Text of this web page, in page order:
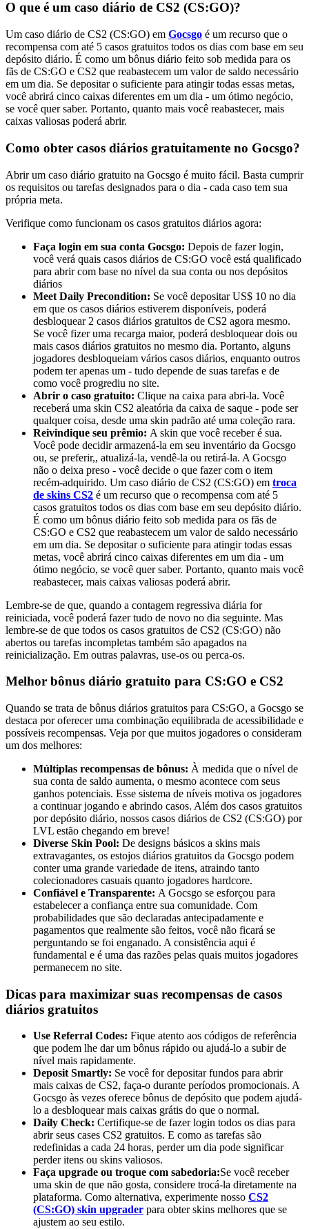
O que é um caso diário de СS2 (CS:GO)?
Um caso diário de CS2 (CS:GO) em Gocsgo é um recurso que o
recompensa com até 5 casos gratuitos todos os dias com base em seu
depósito diário. É como um bônus diário feito sob medida para os
fãs de CS:GO e CS2 que reabastecem um valor de saldo necessário
em um dia. Se depositar o suficiente para atingir todas essas metas,
você abrirá cinco caixas diferentes em um dia - um ótimo negócio,
se você quer saber. Portanto, quanto mais você reabastecer, mais
caixas valiosas poderá abrir.
Como obter casos diários gratuitamente no Gocsgo?
Abrir um caso diário gratuito na Gocsgo é muito fácil. Basta cumprir
os requisitos ou tarefas designados para o dia - cada caso tem sua
própria meta.
Verifique como funcionam os casos gratuitos diários agora:
Faça login em sua conta Gocsgo: Depois de fazer login,
você verá quais casos diários de CS:GO você está qualificado
para abrir com base no nível da sua conta ou nos depósitos
diários
Meet Daily Precondition: Se você depositar US$ 10 no dia
em que os casos diários estiverem disponíveis, poderá
desbloquear 2 casos diários gratuitos de CS2 agora mesmo.
Se você fizer uma recarga maior, poderá desbloquear dois ou
mais casos diários gratuitos no mesmo dia. Portanto, alguns
jogadores desbloqueiam vários casos diários, enquanto outros
podem ter apenas um - tudo depende de suas tarefas e de
como você progrediu no site.
Abrir o caso gratuito: Clique na caixa para abri-la. Você
receberá uma skin CS2 aleatória da caixa de saque - pode ser
qualquer coisa, desde uma skin padrão até uma coleção rara.
Reivindique seu prêmio: A skin que você receber é sua.
Você pode decidir armazená-la em seu inventário da Gocsgo
ou, se preferir,, atualizá-la, vendê-la ou retirá-la. A Gocsgo
não o deixa preso - você decide o que fazer com o item
recém-adquirido. Um caso diário de CS2 (CS:GO) em troca
de skins CS2 é um recurso que o recompensa com até 5
casos gratuitos todos os dias com base em seu depósito diário.
É como um bônus diário feito sob medida para os fãs de
CS:GO e CS2 que reabastecem um valor de saldo necessário
em um dia. Se depositar o suficiente para atingir todas essas
metas, você abrirá cinco caixas diferentes em um dia - um
ótimo negócio, se você quer saber. Portanto, quanto mais você
reabastecer, mais caixas valiosas poderá abrir.
Lembre-se de que, quando a contagem regressiva diária for
reiniciada, você poderá fazer tudo de novo no dia seguinte. Mas
lembre-se de que todos os casos gratuitos de CS2 (CS:GO) não
abertos ou tarefas incompletas também são apagados na
reinicialização. Em outras palavras, use-os ou perca-os.
Melhor bônus diário gratuito para CS:GO e CS2
Quando se trata de bônus diários gratuitos para CS:GO, a Gocsgo se
destaca por oferecer uma combinação equilibrada de acessibilidade e
possíveis recompensas. Veja por que muitos jogadores o consideram
um dos melhores:
Múltiplas recompensas de bônus: À medida que o nível de
sua conta de saldo aumenta, o mesmo acontece com seus
ganhos potenciais. Esse sistema de níveis motiva os jogadores
a continuar jogando e abrindo casos. Além dos casos gratuitos
por depósito diário, nossos casos diários de CS2 (CS:GO) por
LVL estão chegando em breve!
Diverse Skin Pool: De designs básicos a skins mais
extravagantes, os estojos diários gratuitos da Gocsgo podem
conter uma grande variedade de itens, atraindo tanto
colecionadores casuais quanto jogadores hardcore.
Confiável e Transparente: A Gocsgo se esforçou para
estabelecer a confiança entre sua comunidade. Com
probabilidades que são declaradas antecipadamente e
pagamentos que realmente são feitos, você não ficará se
perguntando se foi enganado. A consistência aqui é
fundamental e é uma das razões pelas quais muitos jogadores
permanecem no site.
Dicas para maximizar suas recompensas de casos
diários gratuitos
Use Referral Codes: Fique atento aos códigos de referência
que podem lhe dar um bônus rápido ou ajudá-lo a subir de
nível mais rapidamente.
Deposit Smartly: Se você for depositar fundos para abrir
mais caixas de CS2, faça-o durante períodos promocionais. A
Gocsgo às vezes oferece bônus de depósito que podem ajudá-
lo a desbloquear mais caixas grátis do que o normal.
Daily Check: Certifique-se de fazer login todos os dias para
abrir seus cases CS2 gratuitos. E como as tarefas são
redefinidas a cada 24 horas, perder um dia pode significar
perder itens ou skins valiosos.
Faça upgrade ou troque com sabedoria:Se você receber
uma skin de que não gosta, considere trocá-la diretamente na
plataforma. Como alternativa, experimente nosso CS2
(CS:GO) skin upgrader para obter skins melhores que se
ajustem ao seu estilo.